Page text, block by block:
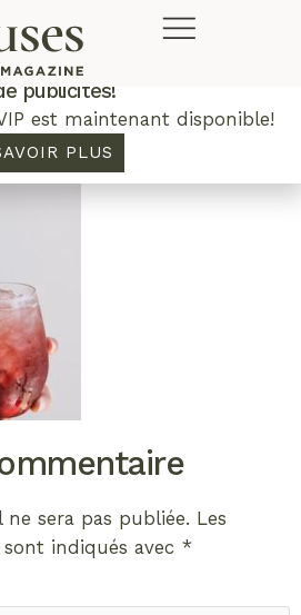
sera pas publiée. Les
indiqués avec *
Plus de rabais.
publicités!
est maintenant disponible!
PLUS